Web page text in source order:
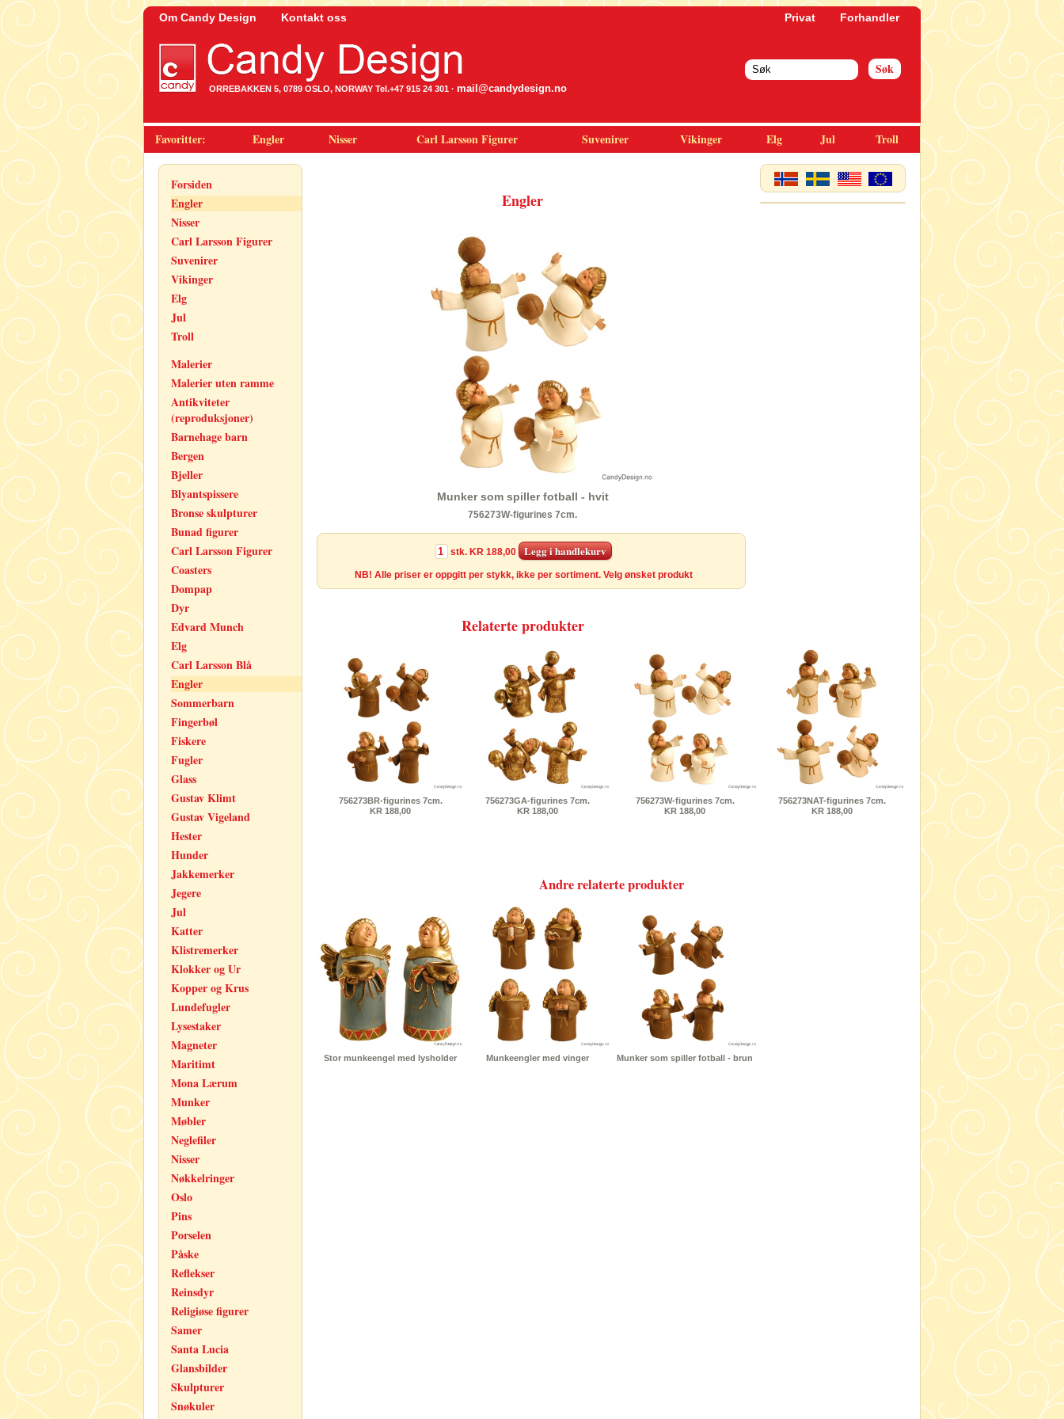
Om Candy Design Kontakt oss Privat Forhandler
ORREBAKKEN 5, 0789 OSLO, NORWAY Tel.+47 915 24 301 · mail@candydesign.no
Favoritter: Engler Nisser Carl Larsson Figurer Suvenirer Vikinger Elg Jul Troll
Forsiden
Engler
Nisser
Carl Larsson Figurer
Suvenirer
Vikinger
Elg
Jul
Troll
Malerier
Malerier uten ramme
Antikviteter
(reproduksjoner)
Barnehage barn
Bergen
Bjeller
Blyantspissere
Bronse skulpturer
Bunad figurer
Carl Larsson Figurer
Coasters
Dompap
Dyr
Edvard Munch
Elg
Carl Larsson Blå
Engler
Sommerbarn
Fingerbøl
Fiskere
Fugler
Glass
Gustav Klimt
Gustav Vigeland
Hester
Hunder
Jakkemerker
Jegere
Jul
Katter
Klistremerker
Klokker og Ur
Kopper og Krus
Lundefugler
Lysestaker
Magneter
Maritimt
Mona Lærum
Munker
Møbler
Neglefiler
Nisser
Nøkkelringer
Oslo
Pins
Porselen
Påske
Reflekser
Reinsdyr
Religiøse figurer
Samer
Santa Lucia
Glansbilder
Skulpturer
Snøkuler
Engler
Munker som spiller fotball - hvit
756273W-figurines 7cm.
stk. KR 188,00
NB! Alle priser er oppgitt per stykk, ikke per sortiment. Velg ønsket produkt
Relaterte produkter
756273BR-figurines 7cm.
KR 188,00
756273GA-figurines 7cm.
KR 188,00
756273W-figurines 7cm.
KR 188,00
756273NAT-figurines 7cm.
KR 188,00
Andre relaterte produkter
Stor munkeengel med lysholder Munkeengler med vinger Munker som spiller fotball - brun